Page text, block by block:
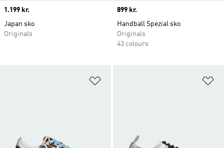
Price
1.199 kr.
Japan sko
Originals
Price
899 kr.
Handball Spezial sko
Originals
43 colours